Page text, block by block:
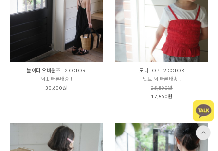
놀이터 오버롤즈 - 2 COLOR
M,L 빠른배송 !
30,600원
모니 TOP - 2 COLOR
민트 M 빠른배송 !
25,500원
17,850원